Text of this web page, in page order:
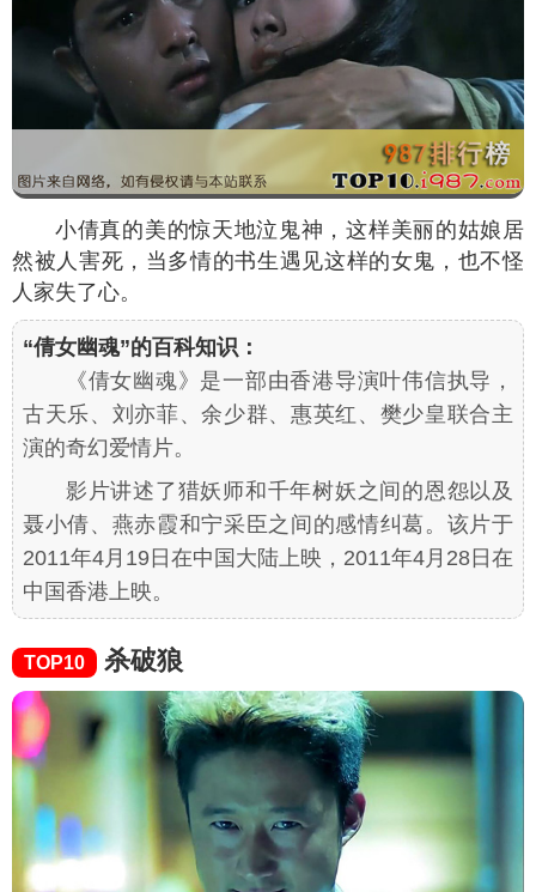
小倩真的美的惊天地泣鬼神，这样美丽的姑娘居
然被人害死，当多情的书生遇见这样的女鬼，也不怪
人家失了心。
“倩女幽魂”的百科知识：
《倩女幽魂》是一部由香港导演叶伟信执导，
古天乐、刘亦菲、余少群、惠英红、樊少皇联合主
演的奇幻爱情片。
影片讲述了猎妖师和千年树妖之间的恩怨以及
聂小倩、燕赤霞和宁采臣之间的感情纠葛。该片于
2011年4月19日在中国大陆上映，2011年4月28日在
中国香港上映。
TOP10 杀破狼